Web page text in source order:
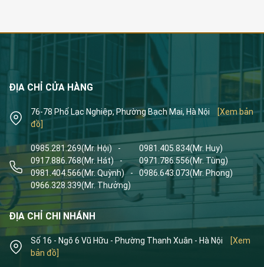
ĐỊA CHỈ CỬA HÀNG
76-78 Phố Lạc Nghiệp, Phường Bạch Mai, Hà Nội
[Xem bản
đồ]
0985.281.269(Mr. Hội) - 0981.405.834(Mr. Huy)
0917.886.768(Mr. Hát) - 0971.786.556(Mr. Tùng)
0981.404.566(Mr. Quỳnh) - 0986.643.073(Mr. Phong)
0966.328.339(Mr. Thưởng)
ĐỊA CHỈ CHI NHÁNH
Số 16 - Ngõ 6 Vũ Hữu - Phường Thanh Xuân - Hà Nội
[Xem
bản đồ]